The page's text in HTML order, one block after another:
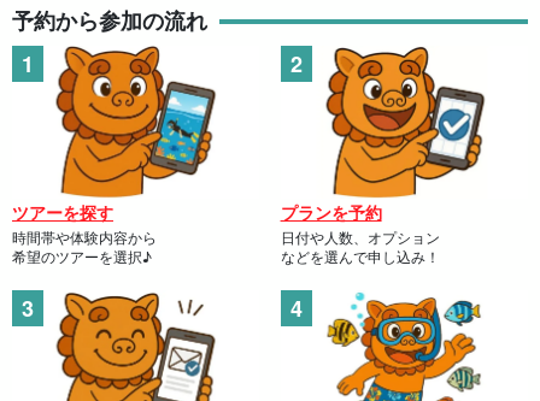
【宮古島/平良港発着/約4時間】市街地近くでアクセス
便利！手ぶらOK☆釣り初心者大歓迎の半日フィッシン
グツアー★居酒屋紹介可（No.965）
開始時間：9:00-13:00 / 13:30-17:30
所要時間：約4時間
11,000円→ 10,000
予約から参加の流れ
ツアーを探す
時間帯や体験内容から
希望のツアーを選択♪
プランを予約
日付や人数、オプション
などを選んで申し込み！